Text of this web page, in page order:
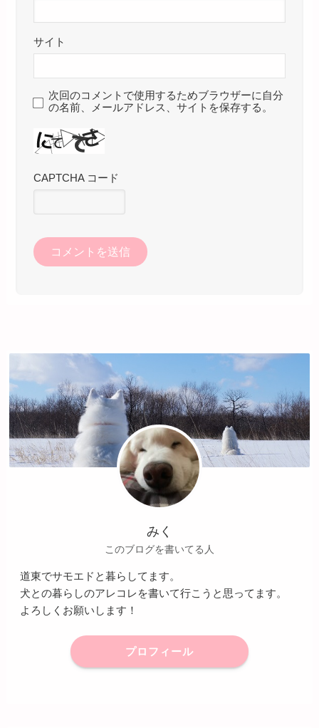
サイト
次回のコメントで使用するためブラウザーに自分
の名前、メールアドレス、サイトを保存する。
CAPTCHA コード
みく
このブログを書いてる人
道東でサモエドと暮らしてます。
犬との暮らしのアレコレを書いて行こうと思ってます。
よろしくお願いします！
プロフィール